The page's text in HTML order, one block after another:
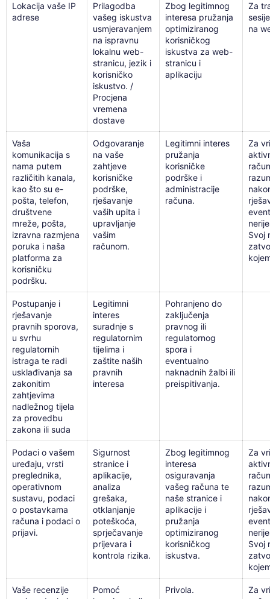
Lokacija vaše IP
adrese
Prilagodba
vašeg iskustva
usmjeravanjem
na ispravnu
lokalnu web-
stranicu, jezik i
korisničko
iskustvo. /
Procjena
vremena
dostave
Zbog legitimnog
interesa pružanja
optimiziranog
korisničkog
iskustva za web-
stranicu i
aplikaciju
Za
na
Vaša
komunikacija s
nama putem
različitih kanala,
kao što su e-
pošta, telefon,
društvene
mreže, pošta,
izravna razmjena
poruka i naša
platforma za
korisničku
podršku.
Odgovaranje
na vaše
zahtjeve
korisničke
podrške,
rješavanje
vaših upita i
upravljanje
vašim
računom.
Legitimni interes
pružanja
korisničke
podrške i
administracije
računa.
Za
Svoj
Postupanje i
rješavanje
pravnih sporova,
u svrhu
regulatornih
istraga te radi
usklađivanja sa
zakonitim
zahtjevima
nadležnog tijela
za provedbu
zakona ili suda
Legitimni
interes
suradnje s
regulatornim
tijelima i
zaštite naših
pravnih
interesa
Pohranjeno do
zaključenja
pravnog ili
regulatornog
spora i
eventualno
naknadnih žalbi ili
preispitivanja.
Podaci o vašem
uređaju, vrsti
preglednika,
operativnom
sustavu, podaci
o postavkama
računa i podaci o
prijavi.
Sigurnost
stranice i
aplikacije,
analiza
grešaka,
otklanjanje
poteškoća,
sprječavanje
prijevara i
kontrola rizika.
Zbog legitimnog
interesa
osiguravanja
vašeg računa te
naše stranice i
aplikacije i
pružanja
optimiziranog
korisničkog
iskustva.
Za
Svoj
Vaše recenzije
Pomoć
Privola.
Za